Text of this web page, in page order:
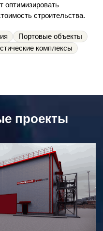
оптимизировать
строительства.
Портовые объекты
комплексы
проекты